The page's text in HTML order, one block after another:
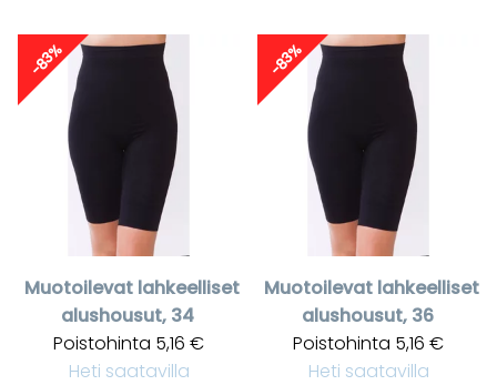
-83%
Muotoilevat lahkeelliset
alushousut, 34
Poistohinta 5,16 €
Heti saatavilla
-83%
Muotoilevat lahkeelliset
alushousut, 36
Poistohinta 5,16 €
Heti saatavilla